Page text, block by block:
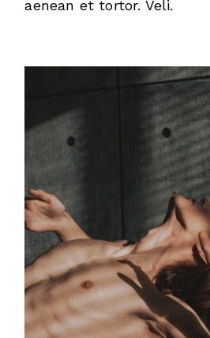
aenean et tortor. Veli.